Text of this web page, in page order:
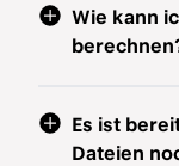
Wie kann
Es ist
Dateien